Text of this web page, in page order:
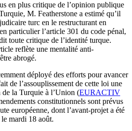
en plus critique de l’opinion publique
M. Featherstone a estimé qu’il
turc en le restructurant en
particulier l’article 301 du code pénal,
toute critique de l’identité turque.
reflète une mentalité anti-
abrogé.
déployé des efforts pour avancer
de l’assouplissement de cette loi une
de la Turquie à l’Union (EURACTIV
constitutionnels sont prévus
européenne, dont l’avant-projet a été
mardi 18 août.